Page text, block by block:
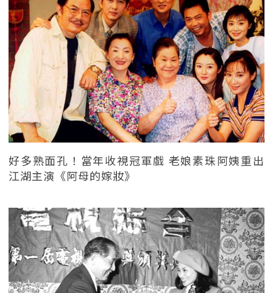
好多熟面孔！當年收視冠軍戲 老娘素珠阿姨重出
江湖主演《阿母的嫁妝》